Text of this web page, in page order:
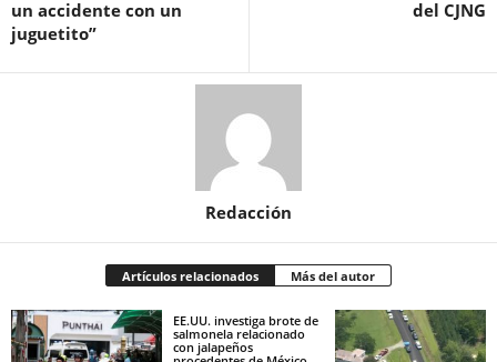
un accidente con un
juguetito”
del CJNG
Redacción
Artículos relacionados Más del autor
EE.UU. investiga brote de
salmonela relacionado
con jalapeños